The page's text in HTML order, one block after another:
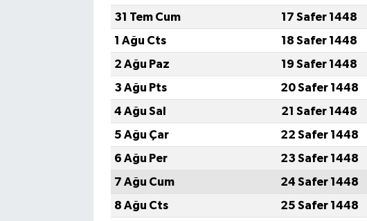
31 Tem Cum
17 Safer 1448
1 Ağu Cts
18 Safer 1448
2 Ağu Paz
19 Safer 1448
3 Ağu Pts
20 Safer 1448
4 Ağu Sal
21 Safer 1448
5 Ağu Çar
22 Safer 1448
6 Ağu Per
23 Safer 1448
7 Ağu Cum
24 Safer 1448
8 Ağu Cts
25 Safer 1448